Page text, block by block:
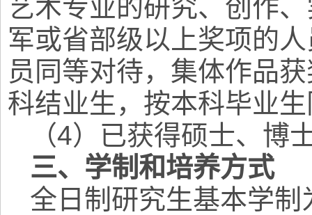
艺术专业的研究、创作
军或省部级以上奖项的
员同等对待，集体作品
科结业生，按本科毕业
（4）已获得硕士、博
三、学制和培养方式
全日制研究生基本学